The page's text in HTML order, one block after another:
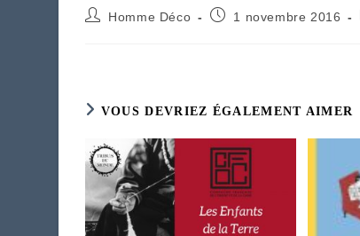
Auteur/autrice
Homme Déco
Publication
1 novembre 2016
VOUS DEVRIEZ ÉGALEMENT AIMER